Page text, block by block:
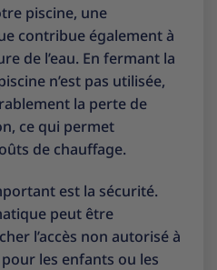
piscine, une
contribue également à
de l’eau. En fermant la
n’est pas utilisée,
la perte de
ce qui permet
de chauffage.
est la sécurité.
peut être
l’accès non autorisé à
les enfants ou les